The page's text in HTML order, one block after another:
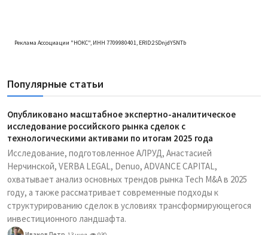
Реклама Ассоциации "НОКС", ИНН 7709980401, ERID:2SDnjdY5NTb
Популярные статьи
Опубликовано масштабное экспертно-аналитическое
исследование российского рынка сделок с
технологическими активами по итогам 2025 года
Исследование, подготовленное АЛРУД, Анастасией
Нерчинской, VERBA LEGAL, Denuo, ADVANCE CAPITAL,
охватывает анализ основных трендов рынка Tech M&A в 2025
году, а также рассматривает современные подходы к
структурированию сделок в условиях трансформирующегося
инвестиционного ландшафта.